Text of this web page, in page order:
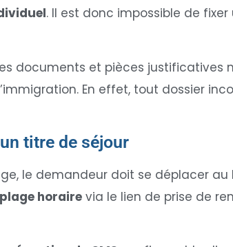
. Il est donc impossible de
documents et pièces justificatives
En effet, tout dossier
titre de séjour
le demandeur doit se déplacer au
horaire via le lien de prise de